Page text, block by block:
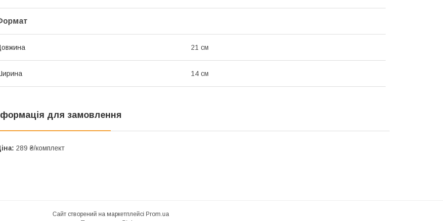
21 см
14 см
для замовлення
289 ₴/комплект
Сайт створений на маркетплейсі Prom.ua